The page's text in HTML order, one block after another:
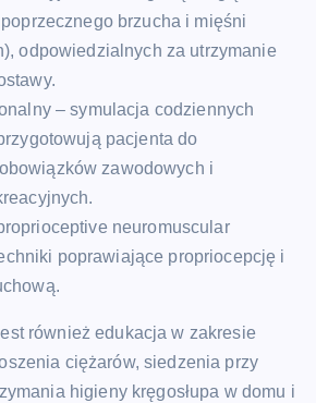
brzucha i mięśni
odpowiedzialnych za utrzymanie
– symulacja codziennych
pacjenta do
zawodowych i
neuromuscular
poprawiające propriocepcję i
również edukacja w zakresie
ciężarów, siedzenia przy
higieny kręgosłupa w domu i